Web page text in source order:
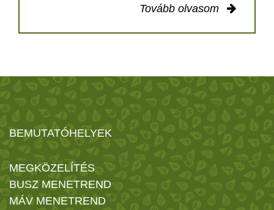
Tovább olvasom
BEMUTATÓHELYEK
MEGKÖZELÍTÉS
BUSZ MENETREND
MÁV MENETREND